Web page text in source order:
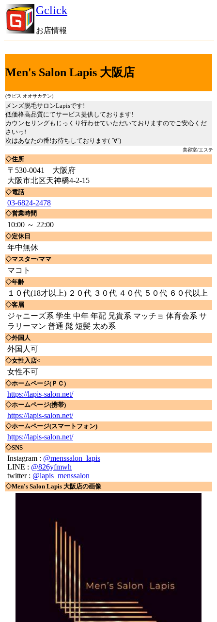
Gclick
お店情報
Men's Salon Lapis 大阪店
(ラピス オオサカテン)
メンズ脱毛サロンLapisです!
低価格高品質にてサービス提供しております!
カウンセリングもじっくり行わせていただいておりますのでご安心くだ
さいっ!
次はあなたの番!お待ちしております( ´∀`)
美容室/エステ
◇住所
〒530-0041 大阪府
大阪市北区天神橋4-2-15
◇電話
03-6824-2478
◇営業時間
10:00 ～ 22:00
◇定休日
年中無休
◇マスター/ママ
マコト
◇年齢
１０代(18才以上) ２０代 ３０代 ４０代 ５０代 ６０代以上
◇客層
ジャニーズ系 学生 中年 年配 兄貴系 マッチョ 体育会系 サ
ラリーマン 普通 髭 短髪 太め系
◇外国人
外国人可
◇女性入店<
女性不可
◇ホームページ(ＰＣ)
https://lapis-salon.net/
◇ホームページ(携帯)
https://lapis-salon.net/
◇ホームページ(スマートフォン)
https://lapis-salon.net/
◇SNS
Instagram : @menssalon_lapis
LINE : @826yfmwh
twitter : @lapis_menssalon
◇Men's Salon Lapis 大阪店の画像